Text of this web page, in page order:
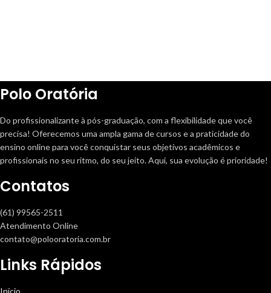
Polo Oratória
Do profissionalizante à pós-graduação, com a flexibilidade que você
precisa! Oferecemos uma ampla gama de cursos e a praticidade do
ensino online para você conquistar seus objetivos acadêmicos e
profissionais no seu ritmo, do seu jeito. Aqui, sua evolução é prioridade!
Contatos
(61) 99565-2511
Atendimento Online
contato@polooratoria.com.br
Links Rápidos